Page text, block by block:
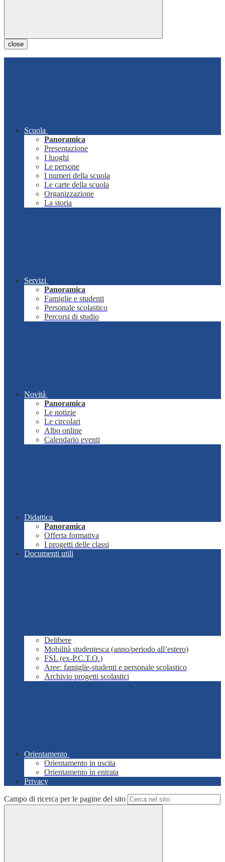
close
Scuola
Panoramica
Presentazione
I luoghi
Le persone
I numeri della scuola
Le carte della scuola
Organizzazione
La storia
Servizi
Panoramica
Famiglie e studenti
Personale scolastico
Percorsi di studio
Novità
Panoramica
Le notizie
Le circolari
Albo online
Calendario eventi
Didattica
Panoramica
Offerta formativa
I progetti delle classi
Documenti utili
Delibere
Mobilità studentesca (anno/periodo all’estero)
FSL (ex-P.C.T.O.)
Aree: famiglie-studenti e personale scolastico
Archivio progetti scolastici
Orientamento
Orientamento in uscita
Orientamento in entrata
Privacy
Campo di ricerca per le pagine del sito